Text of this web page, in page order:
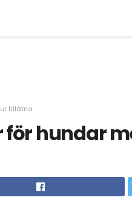
tillåtna
för hundar